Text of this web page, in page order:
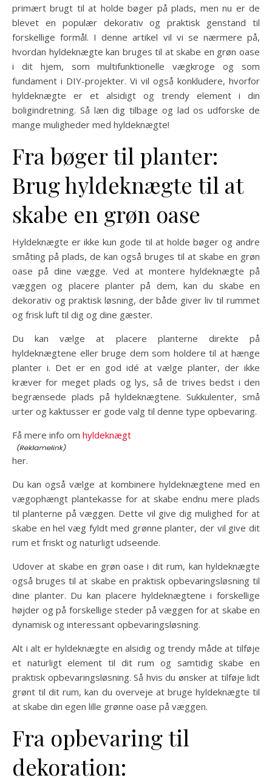
primært brugt til at holde bøger på plads, men nu er de
blevet en populær dekorativ og praktisk genstand til
forskellige formål. I denne artikel vil vi se nærmere på,
hvordan hyldeknægte kan bruges til at skabe en grøn oase
i dit hjem, som multifunktionelle vægkroge og som
fundament i DIY-projekter. Vi vil også konkludere, hvorfor
hyldeknægte er et alsidigt og trendy element i din
boligindretning. Så læn dig tilbage og lad os udforske de
mange muligheder med hyldeknægte!
Fra bøger til planter:
Brug hyldeknægte til at
skabe en grøn oase
Hyldeknægte er ikke kun gode til at holde bøger og andre
småting på plads, de kan også bruges til at skabe en grøn
oase på dine vægge. Ved at montere hyldeknægte på
væggen og placere planter på dem, kan du skabe en
dekorativ og praktisk løsning, der både giver liv til rummet
og frisk luft til dig og dine gæster.
Du kan vælge at placere planterne direkte på
hyldeknægtene eller bruge dem som holdere til at hænge
planter i. Det er en god idé at vælge planter, der ikke
kræver for meget plads og lys, så de trives bedst i den
begrænsede plads på hyldeknægtene. Sukkulenter, små
urter og kaktusser er gode valg til denne type opbevaring.
Få mere info om hyldeknægt
her.
Du kan også vælge at kombinere hyldeknægtene med en
vægophængt plantekasse for at skabe endnu mere plads
til planterne på væggen. Dette vil give dig mulighed for at
skabe en hel væg fyldt med grønne planter, der vil give dit
rum et friskt og naturligt udseende.
Udover at skabe en grøn oase i dit rum, kan hyldeknægte
også bruges til at skabe en praktisk opbevaringsløsning til
dine planter. Du kan placere hyldeknægtene i forskellige
højder og på forskellige steder på væggen for at skabe en
dynamisk og interessant opbevaringsløsning.
Alt i alt er hyldeknægte en alsidig og trendy måde at tilføje
et naturligt element til dit rum og samtidig skabe en
praktisk opbevaringsløsning. Så hvis du ønsker at tilføje lidt
grønt til dit rum, kan du overveje at bruge hyldeknægte til
at skabe din egen lille grønne oase på væggen.
Fra opbevaring til
dekoration: